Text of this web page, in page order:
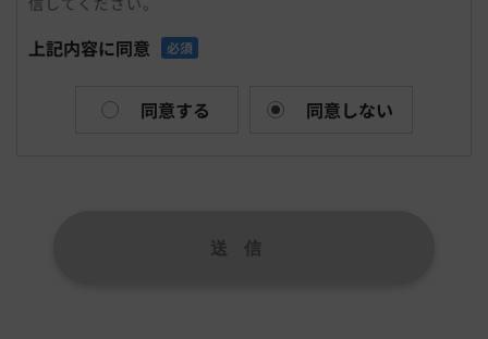
情報および容貌、指紋、声紋にかかるデータ、及び健康保
別できる情報（個人識別情報）を指します。
上記内容に同意 必須
同意する 同意しない